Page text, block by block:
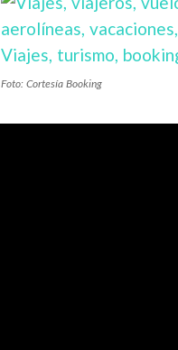
Foto: Cortesía Booking